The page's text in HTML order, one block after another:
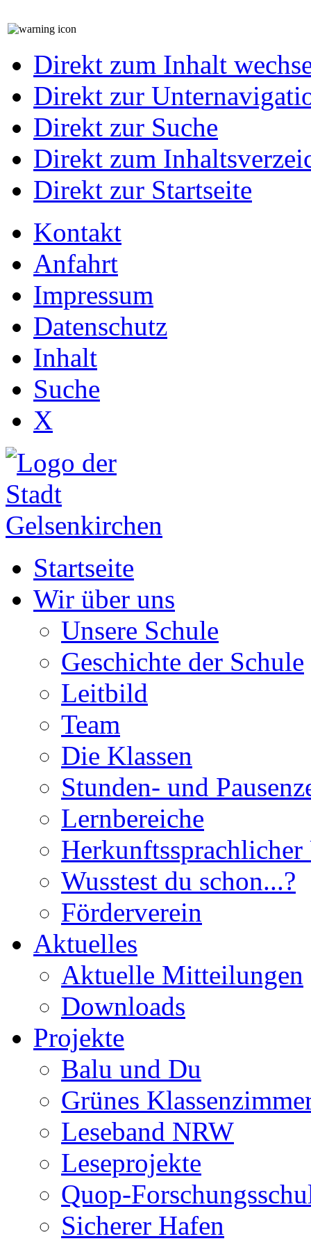
Direkt zum Inhalt
Direkt zur
Direkt zur Suche
Direkt zum
Direkt zur Startseite
Kontakt
Anfahrt
Impressum
Datenschutz
Inhalt
Suche
X
Startseite
Wir über uns
Unsere Schule
Geschichte der Schule
Leitbild
Team
Die Klassen
Stunden- und
Lernbereiche
Wusstest du schon...?
Förderverein
Aktuelles
Aktuelle Mitteilungen
Downloads
Projekte
Balu und Du
Grünes
Leseband NRW
Leseprojekte
Quop-
Sicherer Hafen